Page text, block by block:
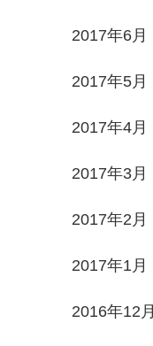
2017年6月
2017年5月
2017年4月
2017年3月
2017年2月
2017年1月
2016年12月